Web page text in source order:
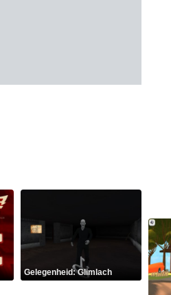
Gelegenheid: Glimlach